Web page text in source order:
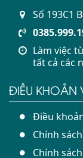
Số 193C1
Làm việc
tất cả các
ĐIỀU KHOẢN
Điều
Chính
Chính